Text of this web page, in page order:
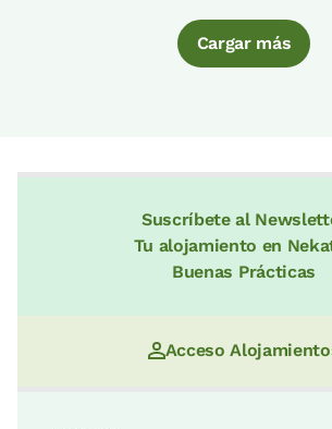
Cargar más
Suscríbete al
Tu alojamiento en
Buenas Prácticas
Acceso